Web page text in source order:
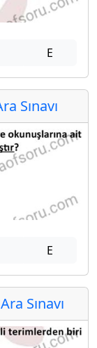
E
Sınavı
E
Sınavı